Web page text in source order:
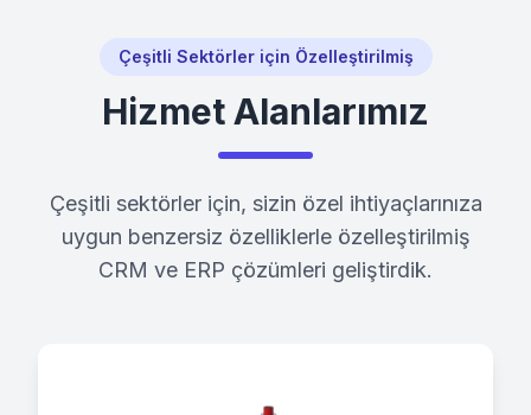
Çeşitli Sektörler için Özelleştirilmiş
Hizmet Alanlarımız
Çeşitli sektörler için, sizin özel ihtiyaçlarınıza
uygun benzersiz özelliklerle özelleştirilmiş
CRM ve ERP çözümleri geliştirdik.